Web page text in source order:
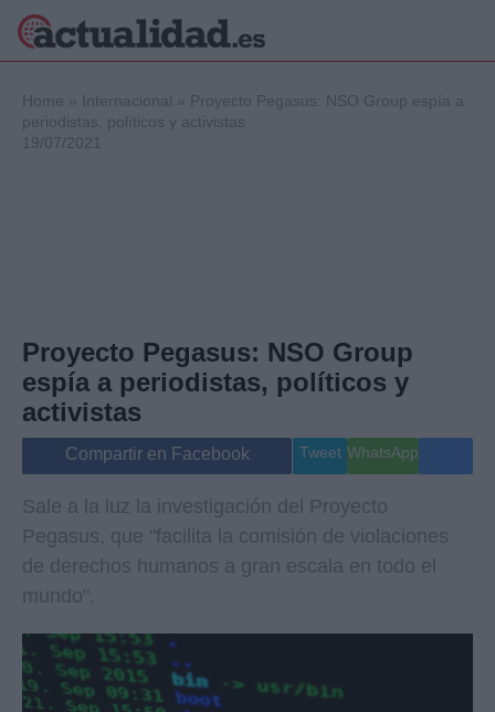
Internacional
Viajes
Gente
Musica
Home » Internacional » Proyecto Pegasus: NSO Group espía a
periodistas, políticos y activistas
19/07/2021
Proyecto Pegasus: NSO Group
espía a periodistas, políticos y
activistas
Compartir en Facebook Tweet WhatsApp
Sale a la luz la investigación del Proyecto
Pegasus, que "facilita la comisión de violaciones
de derechos humanos a gran escala en todo el
mundo".